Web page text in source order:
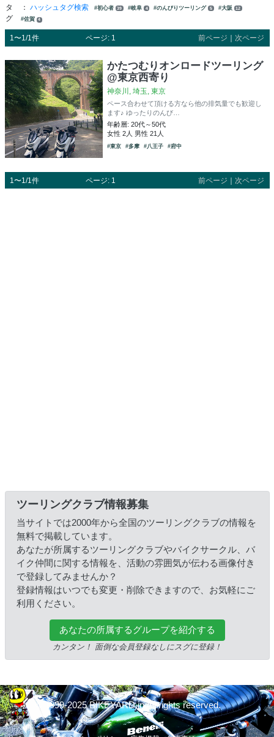
タ
グ
： ハッシュタグ検索 #初心者 39 #岐阜 4 #のんびりツーリング 5 #大阪 12
#佐賀 4
1〜1/1件 ページ: 1 前ページ 次ページ
かたつむりオンロードツーリング
@東京西寄り
神奈川, 埼玉, 東京
ペース合わせて頂ける方なら他の排気量でも歓迎し
ます♪ ゆったりのんび…
年齢層: 20代～50代
女性 2人 男性 21人
#東京 #多摩 #八王子 #府中
1〜1/1件 ページ: 1 前ページ ｜ 次ページ
ツーリングクラブ情報募集
当サイトでは2000年から全国のツーリングクラブの情報を
無料で掲載しています。
あなたが所属するツーリングクラブやバイクサークル、バ
イク仲間に関する情報を、活動の雰囲気が伝わる画像付き
で登録してみませんか？
登録情報はいつでも変更・削除できますので、お気軽にご
利用ください。
あなたの所属するグループを紹介する
カンタン！ 面倒な会員登録なしにスグに登録！
© 1999-2025 BIKEYARD.jp All rights reserved.